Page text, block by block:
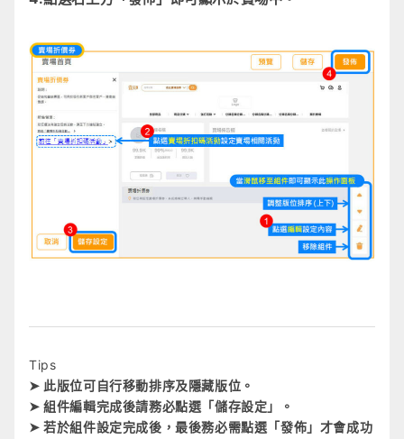
Tips
➤ 此版位可自行移動排序及隱藏版位。
➤ 組件編輯完成後請務必點選「儲存設定」。
➤ 若於組件設定完成後，最後務必需點選「發佈」才會成功